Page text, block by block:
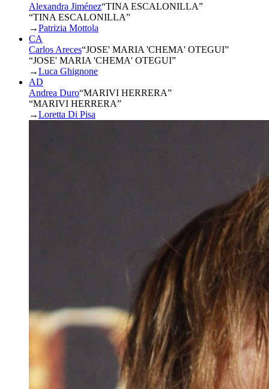
Alexandra Jiménez“TINA ESCALONILLA”
“TINA ESCALONILLA”
→Patrizia Mottola
CA
Carlos Areces“JOSE' MARIA 'CHEMA' OTEGUI”
“JOSE' MARIA 'CHEMA' OTEGUI”
→Luca Ghignone
AD
Andrea Duro“MARIVI HERRERA”
“MARIVI HERRERA”
→Loretta Di Pisa